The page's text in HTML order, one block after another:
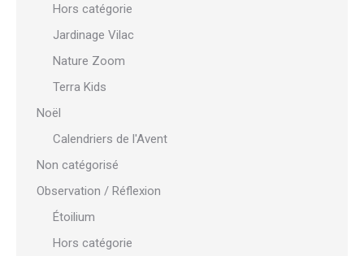
Hors catégorie
Jardinage Vilac
Nature Zoom
Terra Kids
Noël
Calendriers de l'Avent
Non catégorisé
Observation / Réflexion
Étoilium
Hors catégorie